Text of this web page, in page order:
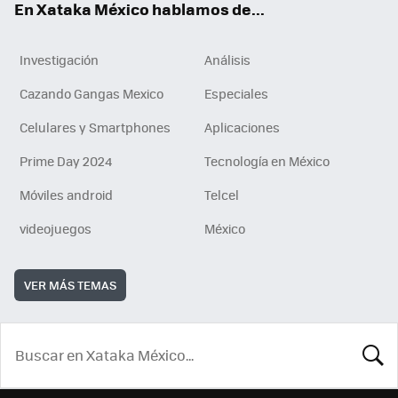
En Xataka México hablamos de...
Investigación
Análisis
Cazando Gangas Mexico
Especiales
Celulares y Smartphones
Aplicaciones
Prime Day 2024
Tecnología en México
Móviles android
Telcel
videojuegos
México
VER MÁS TEMAS